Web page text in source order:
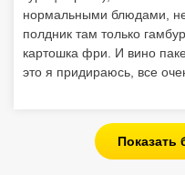
Отдыхайте с друзьями:
найденным туром.
Построен: 2001 г.